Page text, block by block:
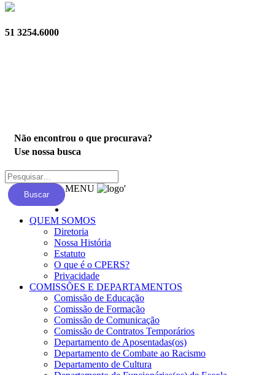
51 3254.6000
Não encontrou o que procurava?
Use nossa busca
Buscar
MENU '
QUEM SOMOS
Diretoria
Nossa História
Estatuto
O que é o CPERS?
Privacidade
COMISSÕES E DEPARTAMENTOS
Comissão de Educação
Comissão de Formação
Comissão de Comunicação
Comissão de Contratos Temporários
Departamento de Aposentadas(os)
Departamento de Combate ao Racismo
Departamento de Cultura